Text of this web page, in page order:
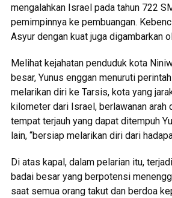
mengalahkan Israel pada tahun 722
pemimpinnya ke pembuangan.
Asyur dengan kuat juga digambarkan
Melihat kejahatan penduduk kota
besar, Yunus enggan menuruti
melarikan diri ke Tarsis, kota yang
kilometer dari Israel, berlawanan arah
tempat terjauh yang dapat ditempuh
lain, “bersiap melarikan diri dari
Di atas kapal, dalam pelarian itu,
badai besar yang berpotensi
saat semua orang takut dan berdoa